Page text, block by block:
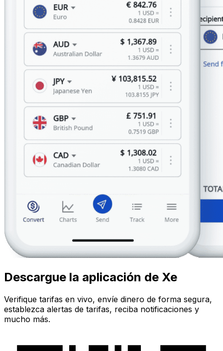
Descargue la aplicación de Xe
Verifique tarifas en vivo, envíe dinero de forma segura,
establezca alertas de tarifas, reciba notificaciones y
mucho más.